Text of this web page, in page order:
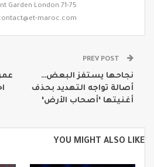
71-75 Shelton Street Covent Garden London
maroc.com
نجاحها يستفز البعض…
أصالة تواجه التهديد بحذف
أغنيتها ‘أصحاب الأرض‘
YOU MIGHT ALSO LIKE